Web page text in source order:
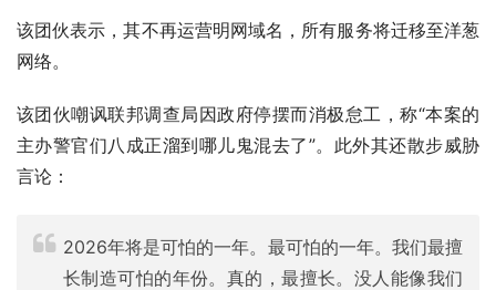
该团伙表示，其不再运营明网域名，所有服务将迁移至洋葱
网络。
该团伙嘲讽联邦调查局因政府停摆而消极怠工，称“本案的
主办警官们八成正溜到哪儿鬼混去了”。此外其还散步威胁
言论：
2026年将是可怕的一年。最可怕的一年。我们最擅
长制造可怕的年份。真的，最擅长。没人能像我们